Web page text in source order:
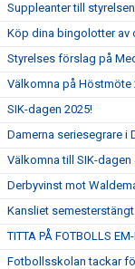
Suppleanter till
Köp dina bingolotter av
Styrelses förslag på
Välkomna på Höstmöte
SIK-dagen 2025!
Damerna seriesegrare i
Välkomna till SIK-dagen
Derbyvinst mot
Kansliet
TITTA PÅ FOTBOLLS
Fotbollsskolan tackar